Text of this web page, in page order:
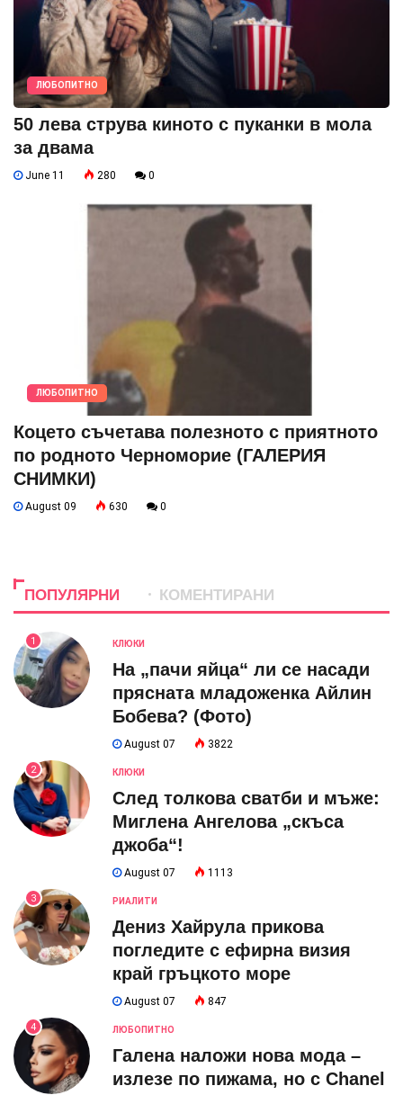
ЛЮБОПИТНО
50 лева струва киното с пуканки в мола
за двама
June 11 280 0
ЛЮБОПИТНО
Коцето съчетава полезното с приятното
по родното Черноморие (ГАЛЕРИЯ
СНИМКИ)
August 09 630 0
ПОПУЛЯРНИ КОМЕНТИРАНИ
1 КЛЮКИ
На „пачи яйца“ ли се насади
прясната младоженка Айлин
Бобева? (Фото)
August 07 3822
2 КЛЮКИ
След толкова сватби и мъже:
Миглена Ангелова „скъса
джоба“!
August 07 1113
3 РИАЛИТИ
Дениз Хайрула прикова
погледите с ефирна визия
край гръцкото море
August 07 847
4 ЛЮБОПИТНО
Галена наложи нова мода –
излезе по пижама, но с Chanel